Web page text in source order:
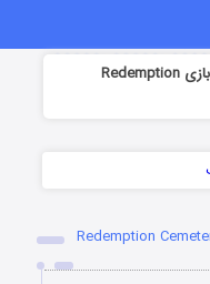
دانلود بازی Redemption